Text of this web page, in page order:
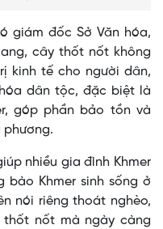
giám đốc Sở Văn hóa,
cây thốt nốt không
kinh tế cho người dân,
dân tộc, đặc biệt là
góp phần bảo tồn và
phương.
nhiều gia đình Khmer
bào Khmer sinh sống ở
nói riêng thoát nghèo,
nốt mà ngày càng